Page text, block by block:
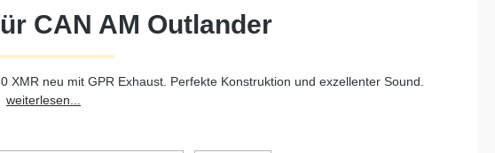
CAN AM Outlander
neu mit GPR Exhaust. Perfekte Konstruktion und exzellenter Sound.
weiterlesen...